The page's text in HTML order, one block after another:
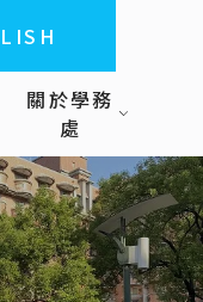
關於學務
處